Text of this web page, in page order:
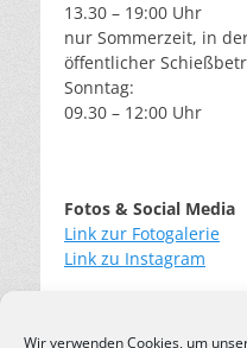
Wir verwenden Cookies, um
13.30 – 19:00 Uhr
nur Sommerzeit, in
öffentlicher
Sonntag:
09.30 – 12:00 Uhr
Fotos & Social Media
Link zur Fotogalerie
Link zu Instagram